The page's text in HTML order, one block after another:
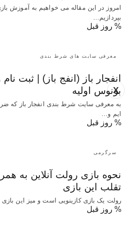
X
امروز در این مقاله می خواهیم به آموزش
بپردازیم…
% روز قبل
معرفی سایت های شرط بندی
انفجار باز (انفج باز) | ثبت
بونوس اولیه
به معرفی سایت شرط بندی انفجار باز که
ایم و…
% روز قبل
سرگرمی
نحوه بازی رولت آنلاین به
تقلب این بازی
رولت یک بازی کازینویی است و میز این
% روز قبل